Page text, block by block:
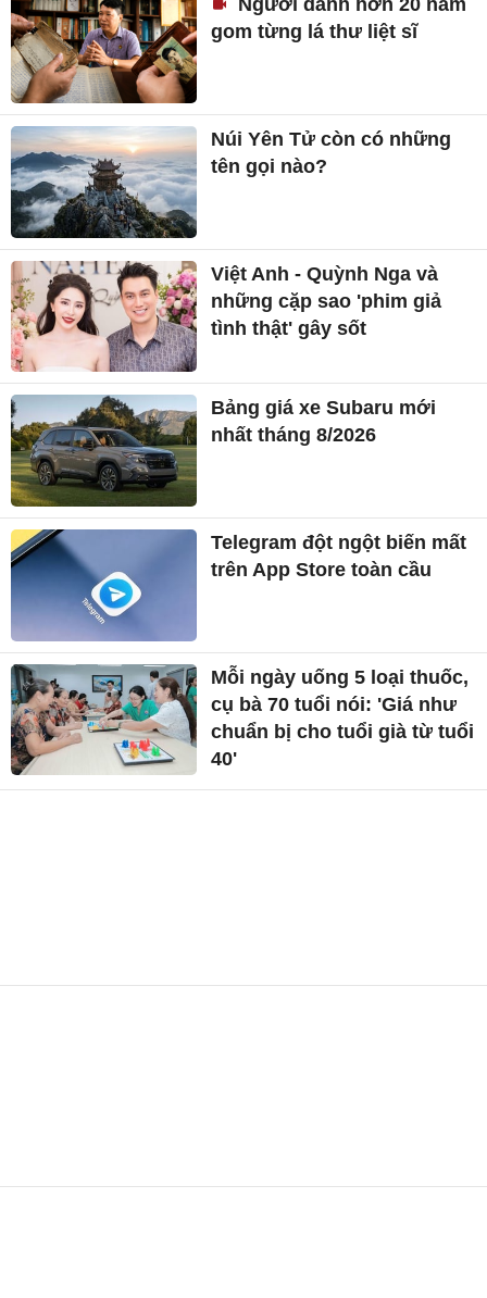
Người dành hơn 20 năm
gom từng lá thư liệt sĩ
Núi Yên Tử còn có những
tên gọi nào?
Việt Anh - Quỳnh Nga và
những cặp sao 'phim giả
tình thật' gây sốt
Bảng giá xe Subaru mới
nhất tháng 8/2026
Telegram đột ngột biến mất
trên App Store toàn cầu
Mỗi ngày uống 5 loại thuốc,
cụ bà 70 tuổi nói: 'Giá như
chuẩn bị cho tuổi già từ tuổi
40'